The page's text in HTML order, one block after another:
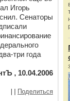
Игорь
Сенаторы
три года
, 10.04.2006
| | Поделиться